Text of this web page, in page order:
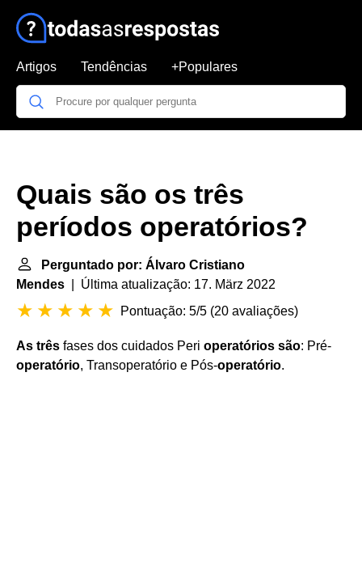
Artigos Tendências +Populares
Quais são os três
períodos operatórios?
Perguntado por: Álvaro Cristiano
Mendes | Última atualização: 17. März 2022
Pontuação: 5/5 (20 avaliações)
As três fases dos cuidados Peri operatórios são: Pré-
operatório, Transoperatório e Pós-operatório.